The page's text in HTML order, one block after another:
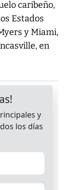
caribeño,
Estados
y Miami,
en